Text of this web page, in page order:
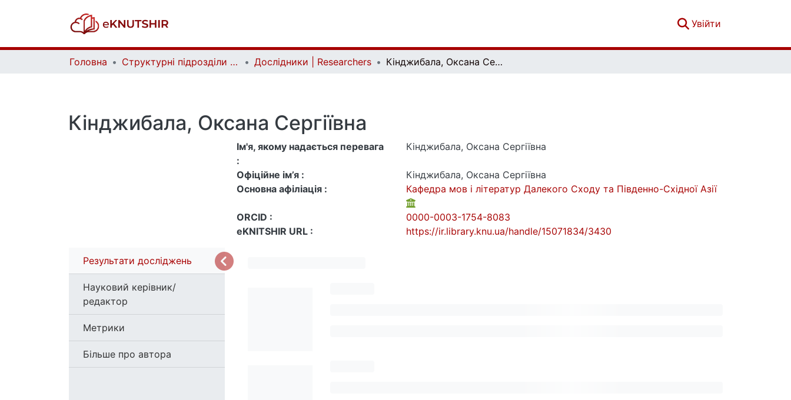
Увійти
Головна Структурні підрозділи Київського національного університету імені Тараса Шевченка та Організації | Faculties, Institutes and Departments of Taras Shevchenko National University of Kyiv and Organizations Дослідники | Researchers Кінджибала, Оксана Сергіївна
Кінджибала, Оксана Сергіївна
Ім'я, якому надається перевага
:
Кінджибала, Оксана Сергіївна
Офіційне ім’я :
Кінджибала, Оксана Сергіївна
Основна афіліація :
Кафедра мов і літератур Далекого Сходу та Південно-Східної Азії
ORCID :
0000-0003-1754-8083
eKNITSHIR URL :
https://ir.library.knu.ua/handle/15071834/3430
Результати досліджень
Науковий керівник/
редактор
Метрики
Більше про автора